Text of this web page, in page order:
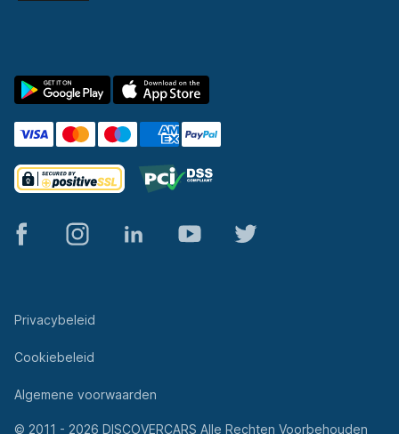
© 2011 - 2026 DISCOVERCARS Alle Rechten Voorbehouden